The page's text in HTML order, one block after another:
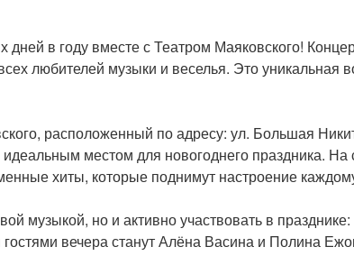
в году вместе с Театром Маяковского!
любителей музыки и веселья. Это
расположенный по адресу: ул. Большая
местом для новогоднего праздника.
хиты, которые поднимут настроение
музыкой, но и активно участвовать в
вечера станут Алёна Васина и Полина